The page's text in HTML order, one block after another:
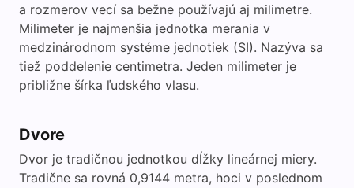
a rozmerov vecí sa bežne používajú aj milimetre.
Milimeter je najmenšia jednotka merania v
medzinárodnom systéme jednotiek (SI). Nazýva sa
tiež poddelenie centimetra. Jeden milimeter je
približne šírka ľudského vlasu.
Dvore
Dvor je tradičnou jednotkou dĺžky lineárnej miery.
Tradične sa rovná 0,9144 metra, hoci v poslednom